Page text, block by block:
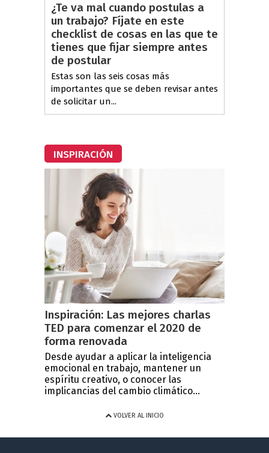
¿Te va mal cuando postulas a
un trabajo? Fíjate en este
checklist de cosas en las que te
tienes que fijar siempre antes
de postular
Estas son las seis cosas más
importantes que se deben revisar antes
de solicitar un...
INSPIRACIÓN
Inspiración: Las mejores charlas
TED para comenzar el 2020 de
forma renovada
Desde ayudar a aplicar la inteligencia
emocional en trabajo, mantener un
espíritu creativo, o conocer las
implicancias del cambio climático...
VOLVER AL INICIO